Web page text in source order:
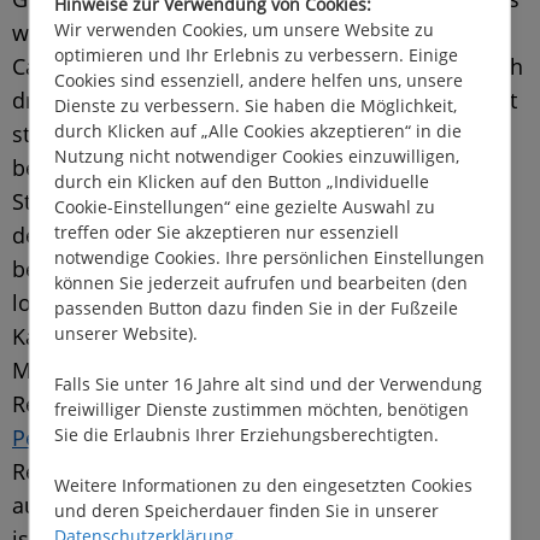
Wir verwenden Cookies, um unsere Website zu
optimieren und Ihr Erlebnis zu verbessern. Einige
Cookies sind essenziell, andere helfen uns, unsere
Dienste zu verbessern. Sie haben die Möglichkeit,
durch Klicken auf „Alle Cookies akzeptieren“ in die
Nutzung nicht notwendiger Cookies einzuwilligen,
durch ein Klicken auf den Button „Individuelle
Cookie-Einstellungen“ eine gezielte Auswahl zu
treffen oder Sie akzeptieren nur essenziell
notwendige Cookies. Ihre persönlichen Einstellungen
können Sie jederzeit aufrufen und bearbeiten (den
passenden Button dazu finden Sie in der Fußzeile
unserer Website).
Falls Sie unter 16 Jahre alt sind und der Verwendung
freiwilliger Dienste zustimmen möchten, benötigen
Sie die Erlaubnis Ihrer Erziehungsberechtigten.
Weitere Informationen zu den eingesetzten Cookies
und deren Speicherdauer finden Sie in unserer
waren ca. 9 Km auf flacher Strecke bis zum Dorf
Cabrerets. Dort haben Sie die Wahl zwischen noch
drei Kilometern Serpentinenstraße oder dem echt
steilen Wanderweg, der direkt hinter der Kirche
beginnt. Für die 1.200 Meter habe ich eine halbe
Stunde benötigt, war dann allerdings auch
definitiv wach. Die ca. einstündigen Führungen
beginnen alle 30 Minuten und sind absolut
lohnenswert. Achtung bei den
Kassenöffnungszeiten, dort gibt es eine
Mittagspause. Näheres zu Öffnungszeiten und
Reservierungen findet man auf derWebsite von
Pech Merle. In der Hochsaison ist eine
Reservierung sicherlich sinnvoll, da der Zugang
auf etwas über 1.000 Besucher pro Tag begrenzt